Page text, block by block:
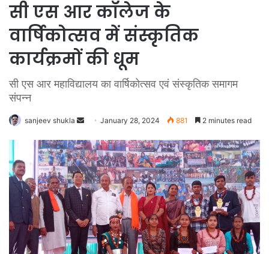
सी एस आर कॉलेज के
वार्षिकोत्सव में संस्कृतिक
कार्यक्रमों की धूम
सी एस आर महाविद्यालय का वार्षिकोत्सव एवं संस्कृतिक समागम
संपन्न
sanjeev shukla
Send
email
January 28, 2024 881 2 minutes read